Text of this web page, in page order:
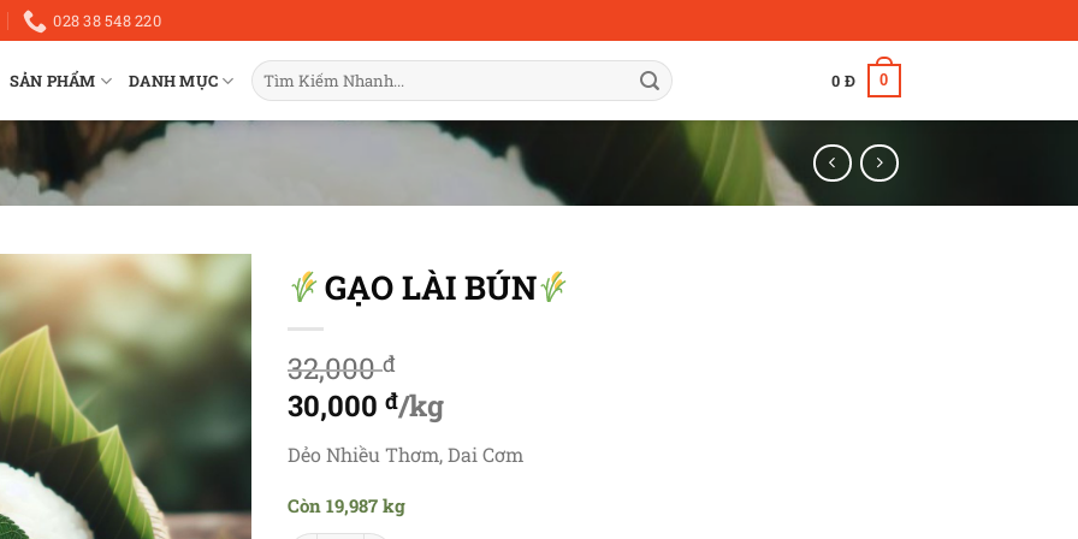
028 38 548 220
SẢN PHẨM DANH MỤC
Tìm
kiếm:
0 Đ 0
GẠO LÀI BÚN
32,000đ
Giá
gốc
32,000 đ.
30,000 đ/kg
Giá
tại
Dẻo Nhiều Thơm, Dai Cơm
Còn 19,987 kg